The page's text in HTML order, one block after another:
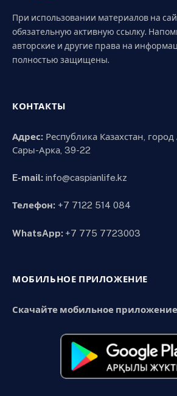
При использовании материалов на
обязательную активную ссылку.
авторские и другие права на
полностью защищены.
КОНТАКТЫ
Адрес: Республика Казахстан,
Сары-Арка, 39-22
E-mail: info@caspianlife.kz
Телефон: +7 7122 514 084
WhatsApp: +7 775 7723003
МОБИЛЬНОЕ ПРИЛОЖЕНИЕ
Скачайте мобильное